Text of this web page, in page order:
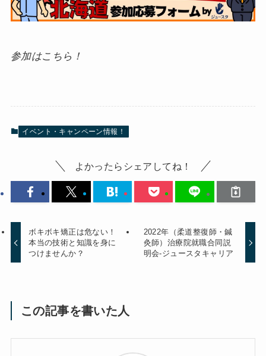
参加はこちら！
イベント・キャンペーン情報！
よかったらシェアしてね！
ボキボキ矯正は危ない！
本当の技術と知識を身に
つけませんか？
2022年（柔道整復師・鍼
灸師）治療院就職合同説
明会-ジュースタキャリア
この記事を書いた人